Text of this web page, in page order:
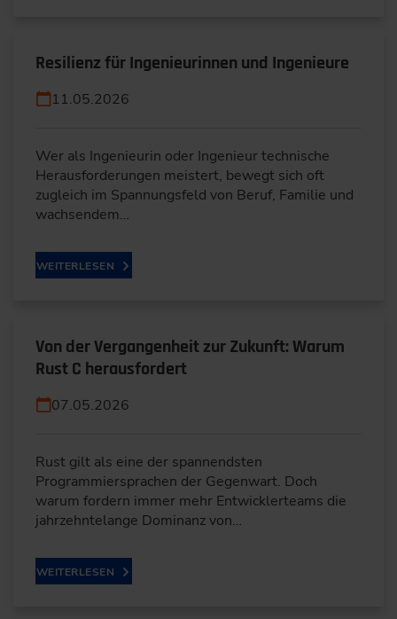
Resilienz für Ingenieurinnen und Ingenieure
11.05.2026
Wer als Ingenieurin oder Ingenieur technische
Herausforderungen meistert, bewegt sich oft
zugleich im Spannungsfeld von Beruf, Familie und
wachsendem…
WEITERLESEN
Von der Vergangenheit zur Zukunft: Warum
Rust C herausfordert
07.05.2026
Rust gilt als eine der spannendsten
Programmiersprachen der Gegenwart. Doch
warum fordern immer mehr Entwicklerteams die
jahrzehntelange Dominanz von…
WEITERLESEN